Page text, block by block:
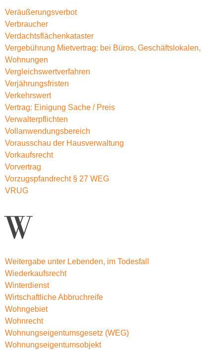
Veräußerungsverbot
Verbraucher
Verdachtsflächenkataster
Vergebührung Mietvertrag: bei Büros, Geschäftslokalen,
Wohnungen
Vergleichswertverfahren
Verjährungsfristen
Verkehrswert
Vertrag: Einigung Sache / Preis
Verwalterpflichten
Vollanwendungsbereich
Vorausschau der Hausverwaltung
Vorkaufsrecht
Vorvertrag
Vorzugspfandrecht § 27 WEG
VRUG
W
Weitergabe unter Lebenden, im Todesfall
Wiederkaufsrecht
Winterdienst
Wirtschaftliche Abbruchreife
Wohngebiet
Wohnrecht
Wohnungseigentumsgesetz (WEG)
Wohnungseigentumsobjekt